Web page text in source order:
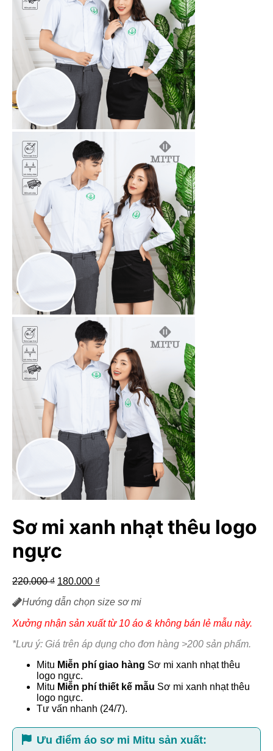
Sơ mi xanh nhạt thêu logo
ngực
220.000₫ Giá
là:
180.000 ₫
tại
180.000 ₫.
Hướng dẫn chọn size sơ mi
Xưởng nhận sản xuất từ 10 áo & không bán lẻ mẫu này.
*Lưu ý: Giá trên áp dụng cho đơn hàng >200 sản phẩm.
Mitu Miễn phí giao hàng Sơ mi xanh nhạt thêu
logo ngực.
Mitu Miễn phí thiết kế mẫu Sơ mi xanh nhạt thêu
logo ngực.
Tư vấn nhanh (24/7).
Ưu điểm áo sơ mi Mitu sản xuất: